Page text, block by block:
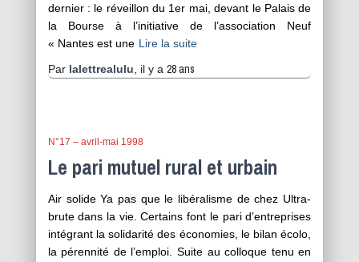
dernier : le réveillon du 1er mai, devant le Palais de
la Bourse à l’initiative de l’association Neuf
« Nantes est une Lire la suite
Par lalettrealulu , il y a 28 ans
N°17 – avril-mai 1998
Le pari mutuel rural et urbain
Air solide Ya pas que le libéralisme de chez Ultra-
brute dans la vie. Certains font le pari d’entreprises
intégrant la solidarité des économies, le bilan écolo,
la pérennité de l’emploi. Suite au colloque tenu en